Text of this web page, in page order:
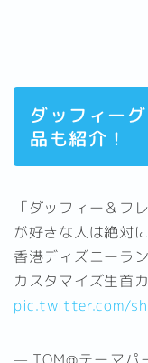
ダッフィー
品も紹介！
「ダッフィー＆フ
が好きな人は絶対
香港ディズニーラ
カスタマイズ生首
pic.twitter.com/